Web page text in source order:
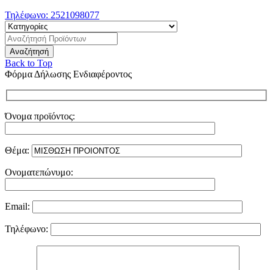
Τηλέφωνο: 2521098077
Back to Top
Φόρμα Δήλωσης Ενδιαφέροντος
Όνομα προϊόντος:
Θέμα:
Ονοματεπώνυμο:
Email:
Τηλέφωνο: